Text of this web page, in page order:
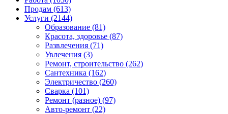
Продам (613)
Услуги (2144)
Образование (81)
Красота, здоровье (87)
Развлечения (71)
Увлечения (3)
Ремонт, строительство (262)
Сантехника (162)
Электричество (260)
Сварка (101)
Ремонт (разное) (97)
Авто-ремонт (22)